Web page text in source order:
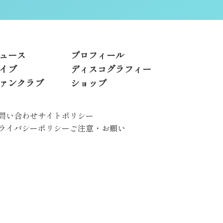
ース
プロフィール
ブ
ディスコグラフィー
ンクラブ
ショップ
い合わせサイトポリシー
イバシーポリシー ご注意・お願い